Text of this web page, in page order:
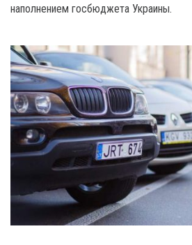
наполнением госбюджета Украины.